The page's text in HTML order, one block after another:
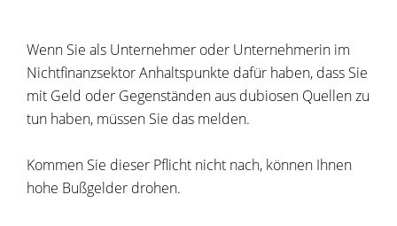
Wenn Sie als Unternehmer oder Unternehmerin im
Nichtfinanzsektor Anhaltspunkte dafür haben, dass Sie
mit Geld oder Gegenständen aus dubiosen Quellen zu
tun haben, müssen Sie das melden.
Kommen Sie dieser Pflicht nicht nach, können Ihnen
hohe Bußgelder drohen.